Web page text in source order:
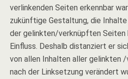
verlinkenden Seiten erkennbar
zukünftige Gestaltung, die
der gelinkten/verknüpften Seiten
Einfluss. Deshalb distanziert er
von allen Inhalten aller gelinkten
nach der Linksetzung verändert